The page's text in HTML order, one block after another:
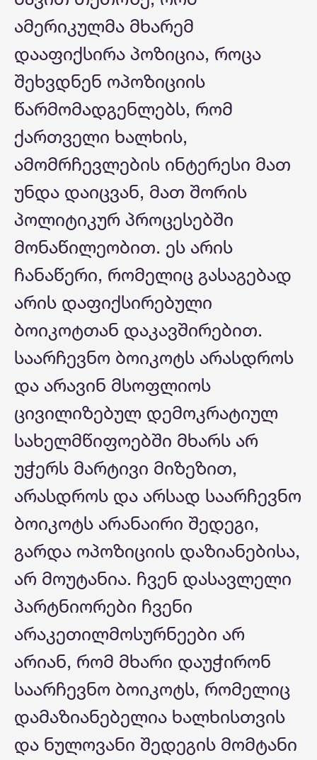
ამერიკულმა მხარემ
დააფიქსირა პოზიცია, როცა
შეხვდნენ ოპოზიციის
წარმომადგენლებს, რომ
ქართველი ხალხის,
ამომრჩევლების ინტერესი მათ
უნდა დაიცვან, მათ შორის
პოლიტიკურ პროცესებში
მონაწილეობით. ეს არის
ჩანაწერი, რომელიც გასაგებად
არის დაფიქსირებული
ბოიკოტთან დაკავშირებით.
საარჩევნო ბოიკოტს არასდროს
და არავინ მსოფლიოს
ცივილიზებულ დემოკრატიულ
სახელმწიფოებში მხარს არ
უჭერს მარტივი მიზეზით,
არასდროს და არსად საარჩევნო
ბოიკოტს არანაირი შედეგი,
გარდა ოპოზიციის დაზიანებისა,
არ მოუტანია. ჩვენ დასავლელი
პარტნიორები ჩვენი
არაკეთილმოსურნეები არ
არიან, რომ მხარი დაუჭირონ
საარჩევნო ბოიკოტს, რომელიც
დამაზიანებელია ხალხისთვის
და ნულოვანი შედეგის მომტანი